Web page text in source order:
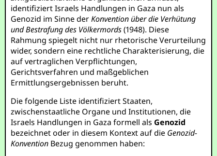
identifiziert Israels Handlungen in Gaza nun als
Genozid im Sinne derKonvention über die Verhütung
und Bestrafung des Völkermords(1948). Diese
Rahmung spiegelt nicht nur rhetorische Verurteilung
wider, sondern eine rechtliche Charakterisierung, die
auf vertraglichen Verpflichtungen,
Gerichtsverfahren und maßgeblichen
Ermittlungsergebnissen beruht.
Die folgende Liste identifiziert Staaten,
zwischenstaatliche Organe und Institutionen, die
Israels Handlungen in Gaza formell als Genozid
bezeichnet oder in diesem Kontext auf die Genozid-
Konvention Bezug genommen haben: